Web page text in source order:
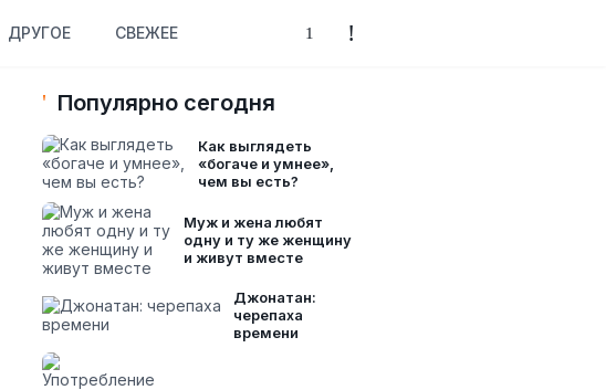
ДРУГОЕ СВЕЖЕЕ
Популярно сегодня
Как выглядеть
«богаче и умнее»,
чем вы есть?
Муж и жена любят
одну и ту же женщину
и живут вместе
Джонатан:
черепаха
времени